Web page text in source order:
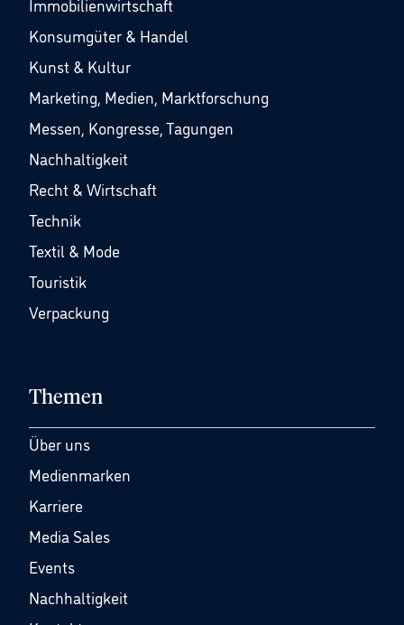
Immobilienwirtschaft
Konsumgüter & Handel
Kunst & Kultur
Marketing, Medien, Marktforschung
Messen, Kongresse, Tagungen
Nachhaltigkeit
Recht & Wirtschaft
Technik
Textil & Mode
Touristik
Verpackung
Themen
Über uns
Medienmarken
Karriere
Media Sales
Events
Nachhaltigkeit